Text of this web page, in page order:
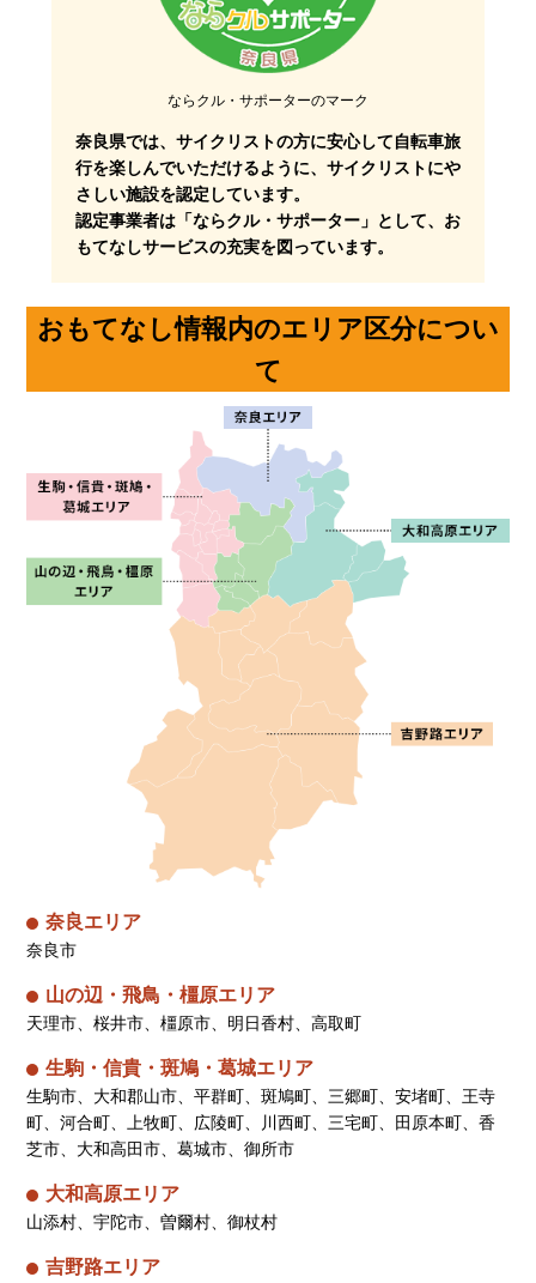
ならクル・サポーターのマーク
奈良県では、サイクリストの方に安心して自転車旅
行を楽しんでいただけるように、サイクリストにや
さしい施設を認定しています。
認定事業者は「ならクル・サポーター」として、お
もてなしサービスの充実を図っています。
おもてなし情報内のエリア区分につい
て
奈良エリア
奈良市
山の辺・飛鳥・橿原エリア
天理市、桜井市、橿原市、明日香村、高取町
生駒・信貴・斑鳩・葛城エリア
生駒市、大和郡山市、平群町、斑鳩町、三郷町、安堵町、王寺
町、河合町、上牧町、広陵町、川西町、三宅町、田原本町、香
芝市、大和高田市、葛城市、御所市
大和高原エリア
山添村、宇陀市、曽爾村、御杖村
吉野路エリア